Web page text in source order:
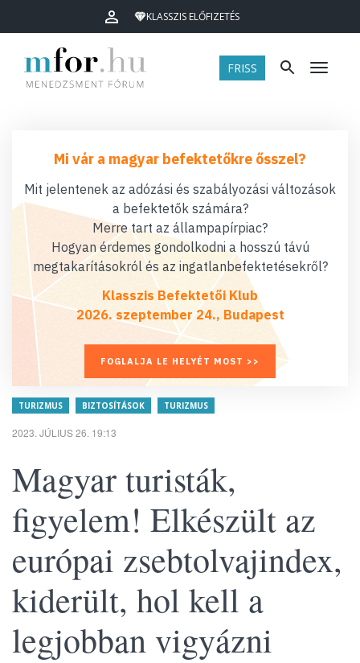
KLASSZIS ELŐFIZETÉS
FRISS Menü
Mi vár a magyar befektetőkre ősszel?
Mit jelentenek az adózási és szabályozási változások
a befektetők számára?
Merre tart az állampapírpiac?
Hogyan érdemes gondolkodni a hosszú távú
megtakarításokról és az ingatlanbefektetésekről?
Klasszis Befektetői Klub
2026. szeptember 24., Budapest
FOGLALJA LE HELYÉT MOST >>
TURIZMUS BIZTOSÍTÁSOK TURIZMUS
2023. JÚLIUS 26. 19:13
Magyar turisták,
figyelem! Elkészült az
európai zsebtolvajindex,
kiderült, hol kell a
legjobban vigyázni